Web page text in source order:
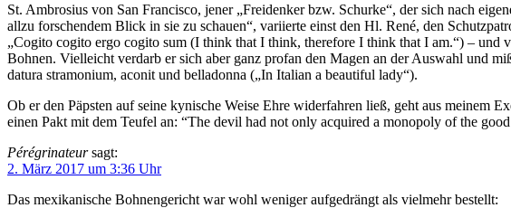
St. Ambrosius von San Francisco, jener „Freidenker bzw. Schurke“, der sich nach
allzu forschendem Blick in sie zu schauen“, variierte einst den Hl. René, den
„Cogito cogito ergo cogito sum (I think that I think, therefore I think that I am.“) –
Bohnen. Vielleicht verdarb er sich aber ganz profan den Magen an der Auswahl und
datura stramonium, aconit und belladonna („In Italian a beautiful lady“).
Ob er den Päpsten auf seine kynische Weise Ehre widerfahren ließ, geht aus meinem
einen Pakt mit dem Teufel an: “The devil had not only acquired a monopoly of the
Pérégrinateur sagt:
2. März 2017 um 3:36 Uhr
Das mexikanische Bohnengericht war wohl weniger aufgedrängt als vielmehr bestellt: